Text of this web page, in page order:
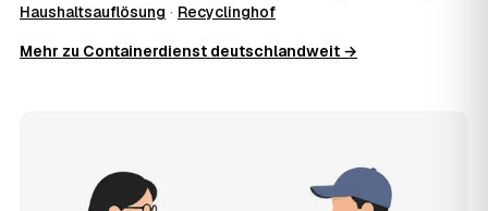
Haushaltsauflösung · Recyclinghof
Mehr zu Containerdienst deutschlandweit →